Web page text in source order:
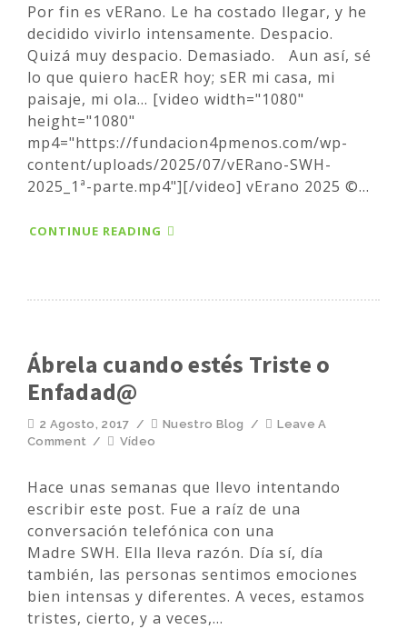
Por fin es vERano. Le ha costado llegar, y he
decidido vivirlo intensamente. Despacio.
Quizá muy despacio. Demasiado. Aun así, sé
lo que quiero hacER hoy; sER mi casa, mi
paisaje, mi ola... [video width="1080"
height="1080"
mp4="https://fundacion4pmenos.com/wp-
content/uploads/2025/07/vERano-SWH-
2025_1ª-parte.mp4"][/video] vErano 2025 ©...
CONTINUE READING
Ábrela cuando estés Triste o
Enfadad@
2 Agosto, 2017 / Nuestro Blog /
Leave A
Comment / Vídeo
Hace unas semanas que llevo intentando
escribir este post. Fue a raíz de una
conversación telefónica con una
Madre SWH. Ella lleva razón. Día sí, día
también, las personas sentimos emociones
bien intensas y diferentes. A veces, estamos
tristes, cierto, y a veces,...